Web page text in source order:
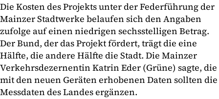
Die Kosten des Projekts unter der Federführung der
Mainzer Stadtwerke belaufen sich den Angaben
zufolge auf einen niedrigen sechsstelligen Betrag.
Der Bund, der das Projekt fördert, trägt die eine
Hälfte, die andere Hälfte die Stadt. Die Mainzer
Verkehrsdezernentin Katrin Eder (Grüne) sagte, die
mit den neuen Geräten erhobenen Daten sollten die
Messdaten des Landes ergänzen.